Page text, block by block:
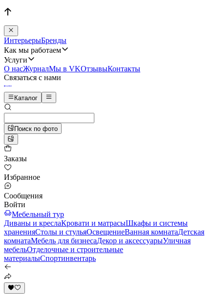
ИнтерьерыБренды
Как мы работаем
Услуги
О насЖурналМы в VKОтзывыКонтакты
Связаться с нами
Каталог
Поиск по фото
Заказы
Избранное
Сообщения
Войти
Мебельный тур
Диваны и креслаКровати и матрасыШкафы и системы
храненияСтолы и стульяОсвещениеВанная комнатаДетская
комнатаМебель для бизнесаДекор и аксессуарыУличная
мебельОтделочные и строительные
материалыСпортинвентарь